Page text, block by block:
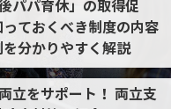
パパ育休」の取得促
ておくべき制度の内容
分かりやすく解説
立をサポート！ 両立支